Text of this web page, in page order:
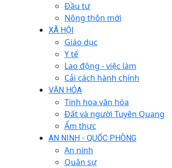
Đầu tư
Nông thôn mới
XÃ HỘI
Giáo dục
Y tế
Lao động - việc làm
Cải cách hành chính
VĂN HÓA
Tinh hoa văn hóa
Đất và người Tuyên Quang
Ẩm thực
AN NINH - QUỐC PHÒNG
An ninh
Quân sự